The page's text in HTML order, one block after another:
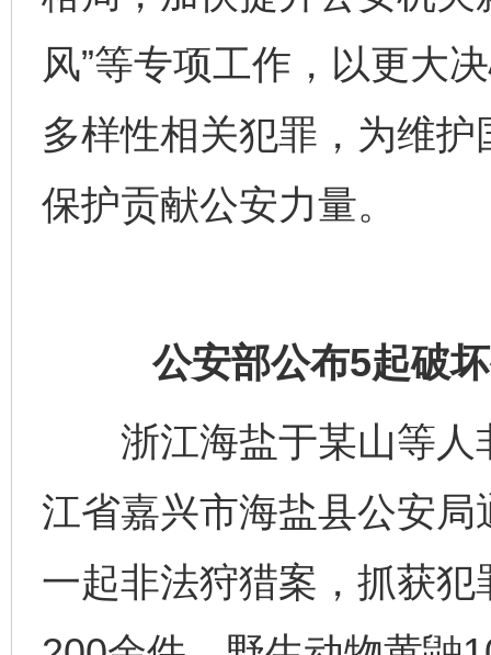
风”等专项工作，以更大
多样性相关犯罪，为维
保护贡献公安力量。
公安部公布5起破
浙江海盐于某山等人
江省嘉兴市海盐县公安
一起非法狩猎案，抓获